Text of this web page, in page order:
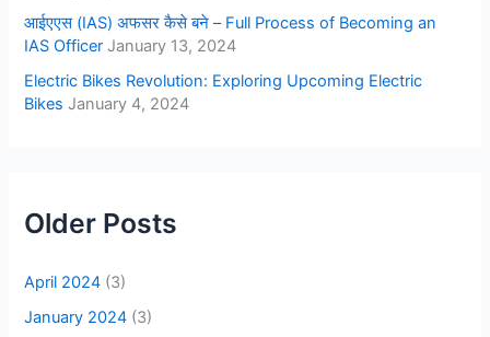
आईएएस (IAS) अफसर कैसे बने – Full Process of Becoming an
IAS Officer January 13, 2024
Electric Bikes Revolution: Exploring Upcoming Electric
Bikes January 4, 2024
Older Posts
April 2024 (3)
January 2024 (3)